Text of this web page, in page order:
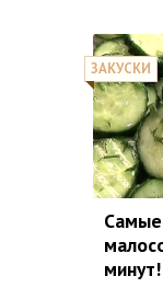
ЗАКУСКИ